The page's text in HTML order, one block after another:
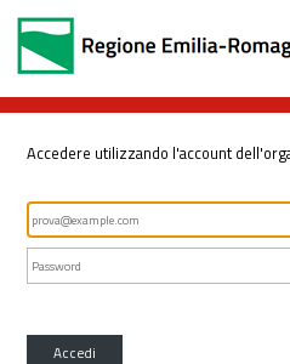
Accedere utilizzando l'account
Accedi